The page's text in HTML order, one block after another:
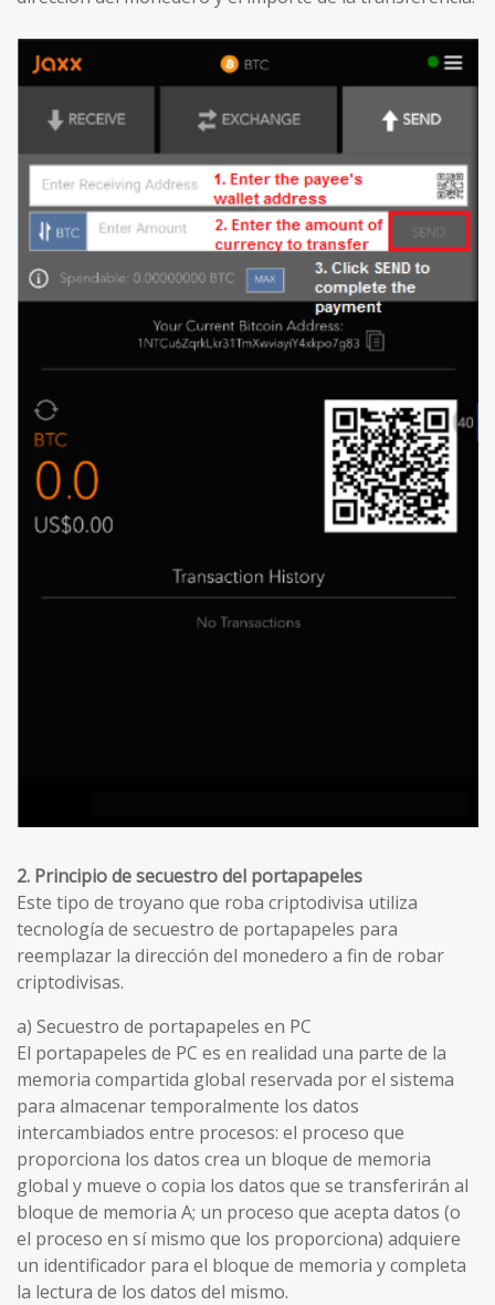
2. Principio de secuestro del portapapeles
Este tipo de troyano que roba criptodivisa utiliza
tecnología de secuestro de portapapeles para
reemplazar la dirección del monedero a fin de robar
criptodivisas.
a) Secuestro de portapapeles en PC
El portapapeles de PC es en realidad una parte de la
memoria compartida global reservada por el sistema
para almacenar temporalmente los datos
intercambiados entre procesos: el proceso que
proporciona los datos crea un bloque de memoria
global y mueve o copia los datos que se transferirán al
bloque de memoria A; un proceso que acepta datos (o
el proceso en sí mismo que los proporciona) adquiere
un identificador para el bloque de memoria y completa
la lectura de los datos del mismo.